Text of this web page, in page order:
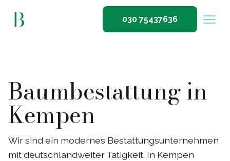
030 75437636
Baumbestattung in
Kempen
Wir sind ein modernes Bestattungsunternehmen
mit deutschlandweiter Tätigkeit. In Kempen